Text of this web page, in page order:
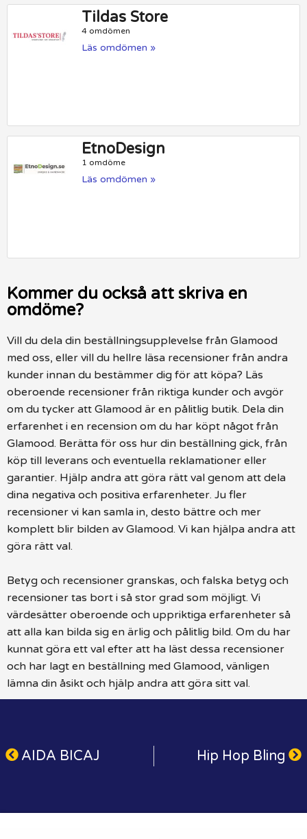
Tildas Store
4 omdömen
Läs omdömen »
EtnoDesign
1 omdöme
Läs omdömen »
Kommer du också att skriva en
omdöme?
Vill du dela din beställningsupplevelse från Glamood
med oss, eller vill du hellre läsa recensioner från andra
kunder innan du bestämmer dig för att köpa? Läs
oberoende recensioner från riktiga kunder och avgör
om du tycker att Glamood är en pålitlig butik. Dela din
erfarenhet i en recension om du har köpt något från
Glamood. Berätta för oss hur din beställning gick, från
köp till leverans och eventuella reklamationer eller
garantier. Hjälp andra att göra rätt val genom att dela
dina negativa och positiva erfarenheter. Ju fler
recensioner vi kan samla in, desto bättre och mer
komplett blir bilden av Glamood. Vi kan hjälpa andra att
göra rätt val.
Betyg och recensioner granskas, och falska betyg och
recensioner tas bort i så stor grad som möjligt. Vi
värdesätter oberoende och uppriktiga erfarenheter så
att alla kan bilda sig en ärlig och pålitlig bild. Om du har
kunnat göra ett val efter att ha läst dessa recensioner
och har lagt en beställning med Glamood, vänligen
lämna din åsikt och hjälp andra att göra sitt val.
AIDA BICAJ Hip Hop Bling